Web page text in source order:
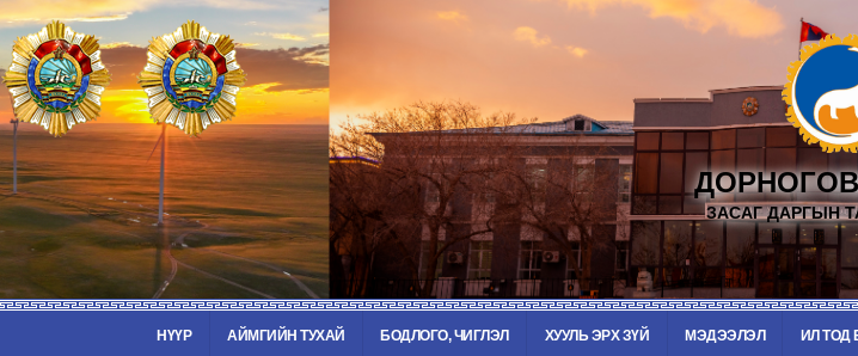
ЗАСАГ ДАРГЫН
НҮҮР АЙМГИЙН ТУХАЙ БОДЛОГО, ЧИГЛЭЛ ХУУЛЬ ЭРХ ЗҮЙ МЭДЭЭЛЭЛ ИЛ ТОД